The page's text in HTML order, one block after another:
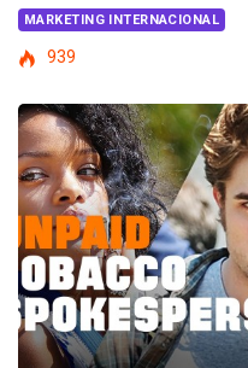
MARKETING INTERNACIONAL
939